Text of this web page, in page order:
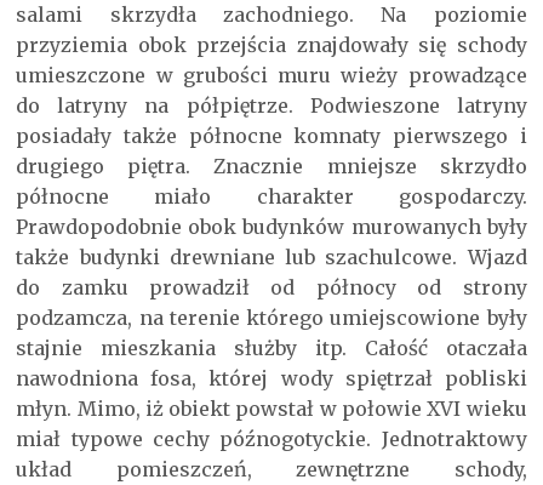
salami skrzydła zachodniego. Na poziomie
przyziemia obok przejścia znajdowały się schody
umieszczone w grubości muru wieży prowadzące
do latryny na półpiętrze. Podwieszone latryny
posiadały także północne komnaty pierwszego i
drugiego piętra. Znacznie mniejsze skrzydło
północne miało charakter gospodarczy.
Prawdopodobnie obok budynków murowanych były
także budynki drewniane lub szachulcowe. Wjazd
do zamku prowadził od północy od strony
podzamcza, na terenie którego umiejscowione były
stajnie mieszkania służby itp. Całość otaczała
nawodniona fosa, której wody spiętrzał pobliski
młyn. Mimo, iż obiekt powstał w połowie XVI wieku
miał typowe cechy późnogotyckie. Jednotraktowy
układ pomieszczeń, zewnętrzne schody,